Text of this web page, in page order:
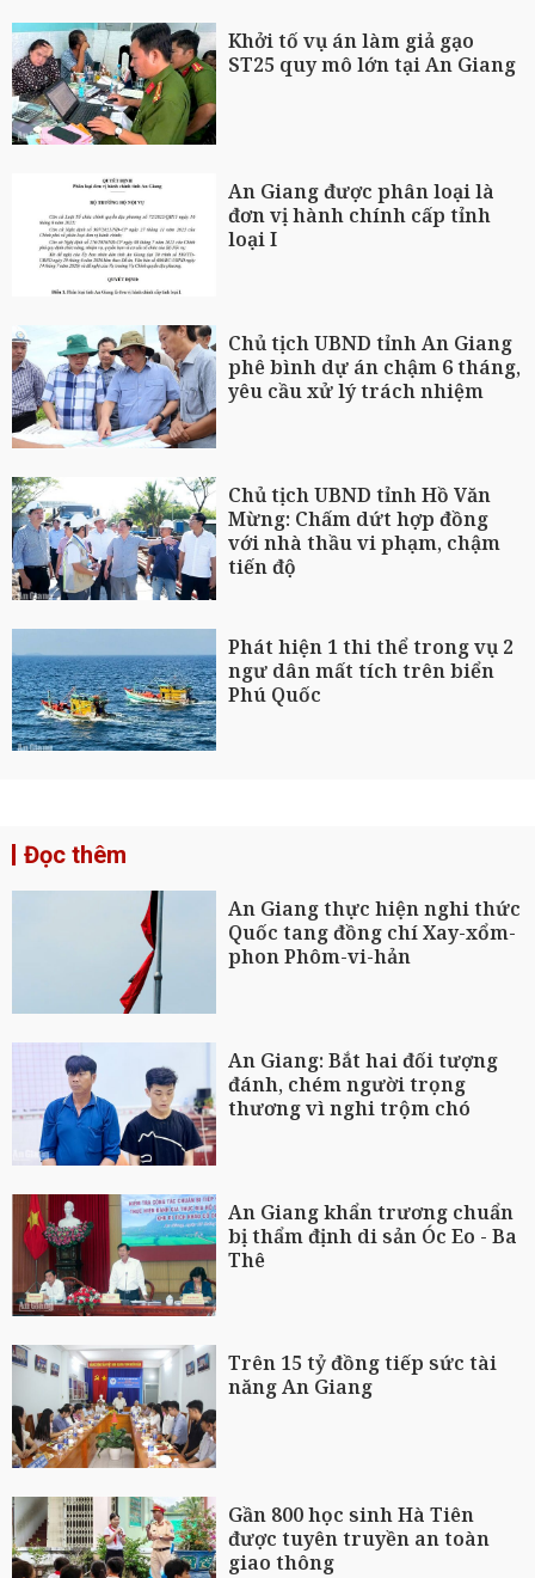
Khởi tố vụ án làm giả gạo
ST25 quy mô lớn tại An Giang
An Giang được phân loại là
đơn vị hành chính cấp tỉnh
loại I
Chủ tịch UBND tỉnh An Giang
phê bình dự án chậm 6 tháng,
yêu cầu xử lý trách nhiệm
Chủ tịch UBND tỉnh Hồ Văn
Mừng: Chấm dứt hợp đồng
với nhà thầu vi phạm, chậm
tiến độ
Phát hiện 1 thi thể trong vụ 2
ngư dân mất tích trên biển
Phú Quốc
Đọc thêm
An Giang thực hiện nghi thức
Quốc tang đồng chí Xay-xổm-
phon Phôm-vi-hản
An Giang: Bắt hai đối tượng
đánh, chém người trọng
thương vì nghi trộm chó
An Giang khẩn trương chuẩn
bị thẩm định di sản Óc Eo - Ba
Thê
Trên 15 tỷ đồng tiếp sức tài
năng An Giang
Gần 800 học sinh Hà Tiên
được tuyên truyền an toàn
giao thông